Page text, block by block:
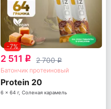
-7%
2 511 q 2 700q
Батончик протеиновый
Protein 20
6 x 64 г, Соленая карамель